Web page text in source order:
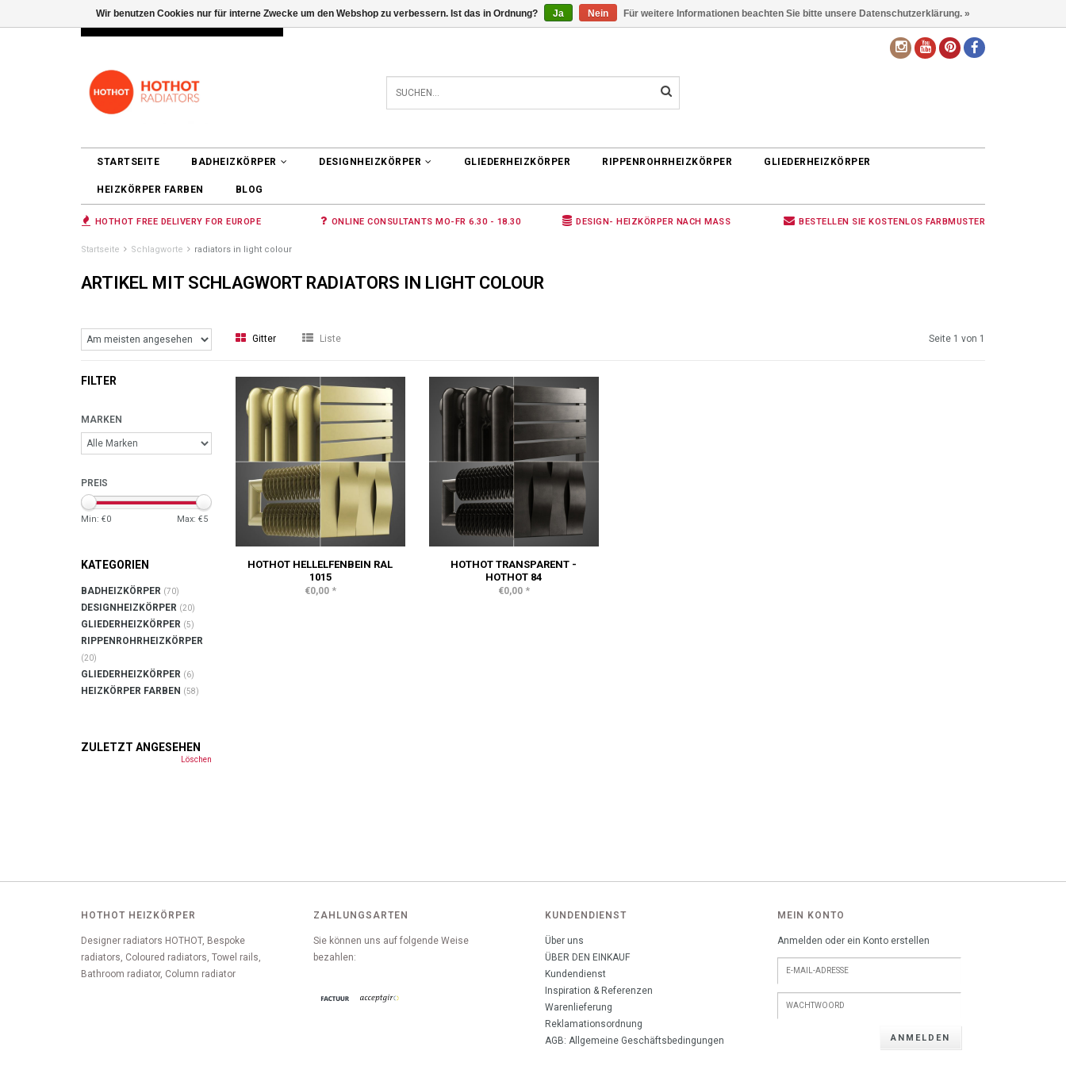
INFO@RADIATORS.SHOP ANMELDEN 0 ARTIKEL €0,00 DE
STARTSEITE BADHEIZKÖRPER DESIGNHEIZKÖRPER GLIEDERHEIZKÖRPER RIPPENROHRHEIZKÖRPER GLIEDERHEIZKÖRPER
HEIZKÖRPER FARBEN BLOG
HOTHOT FREE DELIVERY FOR EUROPE ONLINE CONSULTANTS MO-FR 6.30 - 18.30 DESIGN- HEIZKÖRPER NACH MASS BESTELLEN SIE KOSTENLOS FARBMUSTER
Startseite Schlagworte radiators in light colour
ARTIKEL MIT SCHLAGWORT RADIATORS IN LIGHT COLOUR
Gitter Liste Seite 1 von 1
FILTER
MARKEN
PREIS
Min: €0 Max: €5
KATEGORIEN
BADHEIZKÖRPER (70)
DESIGNHEIZKÖRPER (20)
GLIEDERHEIZKÖRPER (5)
RIPPENROHRHEIZKÖRPER
(20)
GLIEDERHEIZKÖRPER (6)
HEIZKÖRPER FARBEN (58)
ZULETZT ANGESEHEN
Löschen
HOTHOT HELLELFENBEIN RAL
1015
€0,00 *
HOTHOT TRANSPARENT -
HOTHOT 84
€0,00 *
HOTHOT HEIZKÖRPER
Designer radiators HOTHOT, Bespoke
radiators, Coloured radiators, Towel rails,
Bathroom radiator, Column radiator
ZAHLUNGSARTEN
Sie können uns auf folgende Weise
bezahlen:
KUNDENDIENST
Über uns
ÜBER DEN EINKAUF
Kundendienst
Inspiration & Referenzen
Warenlieferung
Reklamationsordnung
AGB: Allgemeine Geschäftsbedingungen
MEIN KONTO
Anmelden oder ein Konto erstellen
ANMELDEN
Wir benutzen Cookies nur für interne Zwecke um den Webshop zu verbessern. Ist das in Ordnung? Ja Nein Für weitere Informationen beachten Sie bitte unsere Datenschutzerklärung. »